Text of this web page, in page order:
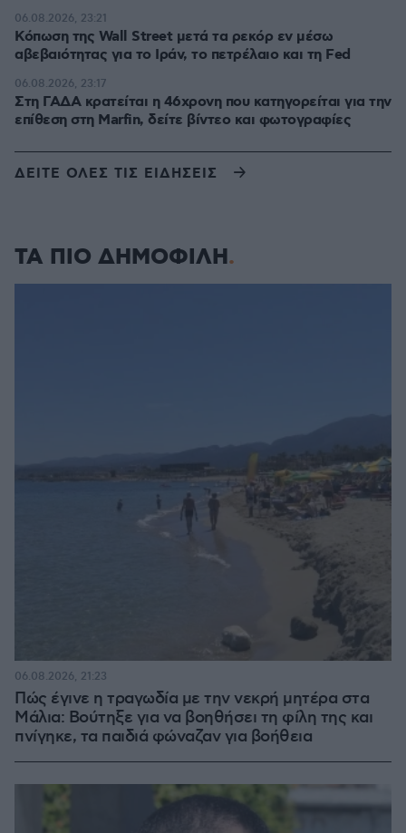
Κόπωση της Wall Street μετά τα ρεκόρ εν μέσω
αβεβαιότητας για το Ιράν, το πετρέλαιο και τη Fed
06.08.2026, 23:21
Στη ΓΑΔΑ κρατείται η 46χρονη που κατηγορείται για την
επίθεση στη Marfin, δείτε βίντεο και φωτογραφίες
06.08.2026, 23:17
ΔΕΙΤΕ ΟΛΕΣ ΤΙΣ ΕΙΔΗΣΕΙΣ
ΤΑ ΠΙΟ ΔΗΜΟΦΙΛΗ
Πώς έγινε η τραγωδία με την νεκρή μητέρα στα
Μάλια: Βούτηξε για να βοηθήσει τη φίλη της και
πνίγηκε, τα παιδιά φώναζαν για βοήθεια
06.08.2026, 21:23